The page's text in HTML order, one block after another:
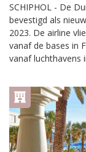
SCHIPHOL - De
bevestigd als
2023. De airline
vanaf de bases in
vanaf luchthavens
Zakenreis